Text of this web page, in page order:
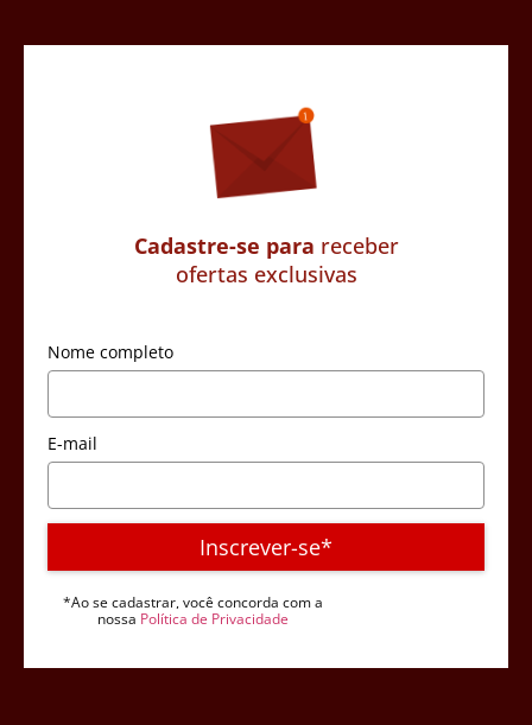
Cadastre-se para receber
ofertas exclusivas
Nome completo
E-mail
Inscrever-se*
*Ao se cadastrar, você concorda com a
nossa Política de Privacidade